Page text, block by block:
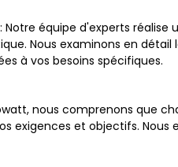
: Notre équipe d'experts réalise
Nous examinons en
à vos besoins spécifiques.
nous comprenons que
exigences et objectifs.